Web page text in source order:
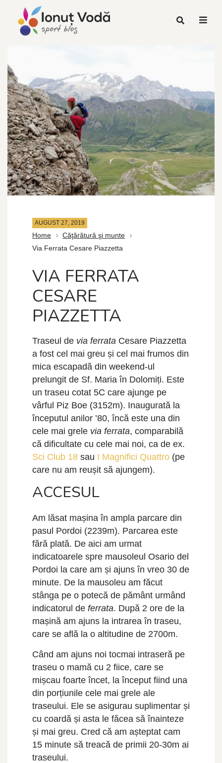
AUGUST 27, 2019
Home
Căţărătură şi munte
Via Ferrata Cesare Piazzetta
VIA FERRATA
CESARE
PIAZZETTA
Traseul de via ferrata Cesare Piazzetta
a fost cel mai greu și cel mai frumos din
mica escapadă din weekend-ul
prelungit de Sf. Maria în Dolomiți. Este
un traseu cotat 5C care ajunge pe
vârful Piz Boe (3152m). Inaugurată la
începutul anilor ’80, încă este una din
cele mai grele via ferrata, comparabilă
că dificultate cu cele mai noi, ca de ex.
Sci Club 18 sau I Magnifici Quattro (pe
care nu am reușit să ajungem).
ACCESUL
Am lăsat mașina în ampla parcare din
pasul Pordoi (2239m). Parcarea este
fără plată. De aici am urmat
indicatoarele spre mausoleul Osario del
Pordoi la care am și ajuns în vreo 30 de
minute. De la mausoleu am făcut
stânga pe o potecă de pământ urmând
indicatorul de ferrata. După 2 ore de la
mașină am ajuns la intrarea în traseu,
care se află la o altitudine de 2700m.
Când am ajuns noi tocmai intraseră pe
traseu o mamă cu 2 fiice, care se
mișcau foarte încet, la început fiind una
din porțiunile cele mai grele ale
traseului. Ele se asigurau suplimentar și
cu coardă și asta le făcea să înainteze
și mai greu. Cred că am așteptat cam
15 minute să treacă de primii 20-30m ai
traseului.